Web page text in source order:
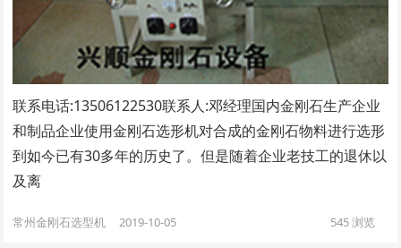
联系电话:13506122530联系人:邓经理​国内金刚石生产企业
和制品企业使用金刚石选形机对合成的金刚石物料进行选形
到如今已有30多年的历史了。但是随着企业老技工的退休以
及离
常州金刚石选型机 2019-10-05 545浏览